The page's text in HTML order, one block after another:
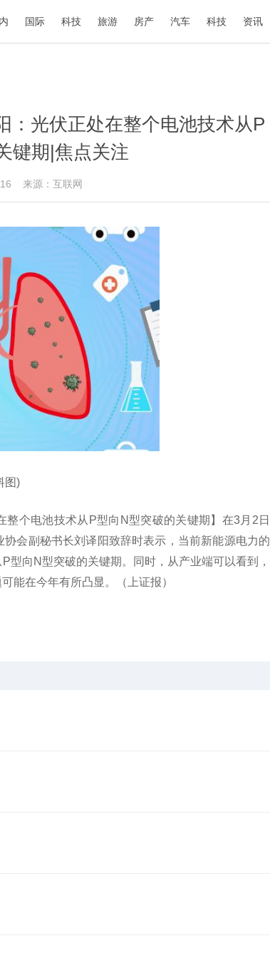
国际 科技 旅游 房产 汽车 科技 资讯
：光伏正处在整个电池技术从P
键期|焦点关注
来源：互联网
图)
整个电池技术从P型向N型突破的关键期】在3月2日
协会副秘书长刘译阳致辞时表示，当前新能源电力的
向N型突破的关键期。同时，从产业端可以看到，
能在今年有所凸显。（上证报）